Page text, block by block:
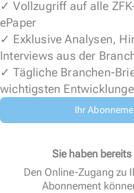
✓ Vollzugriff auf alle
ePaper
✓ Exklusive Analysen,
Interviews aus der
✓ Tägliche Branchen-
wichtigsten
Ihr
Sie haben
Den Online-Zugang zu
Abonnement